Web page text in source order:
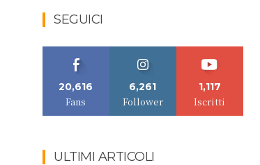
SEGUICI
20,616
Fans
6,261
Follower
1,117
Iscritti
ULTIMI ARTICOLI